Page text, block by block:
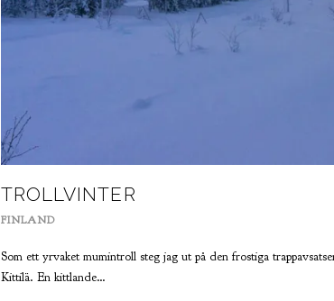
TROLLVINTER
FINLAND
Som ett yrvaket mumintroll steg jag ut på den frostiga
Kittilä. En kittlande…